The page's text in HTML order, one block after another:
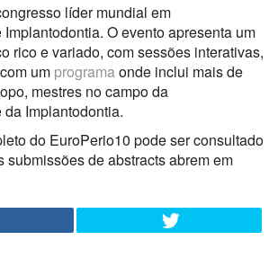
líder mundial em
O evento apresenta um
rico e variado, com sessões interativas,
um programaonde inclui mais de
mestres no campo da
Implantodontia.
do EuroPerio10 pode ser consultado
submissões de abstracts abrem em